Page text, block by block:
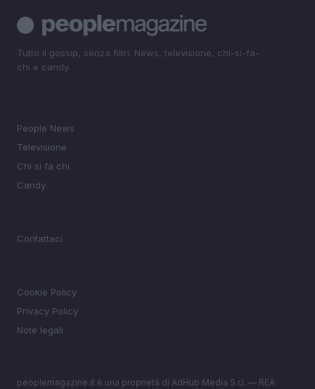
Tutto il gossip, senza filtri. News, televisione, chi-si-fa-
chi e candy.
People News
Televisione
Chi si fa chi
Candy
Contattaci
Cookie Policy
Privacy Policy
Note legali
peoplemagazine.it è una proprietà di AdHub Media S.r.l. — REA